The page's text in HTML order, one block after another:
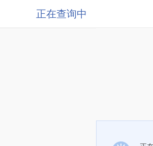
正在查询中